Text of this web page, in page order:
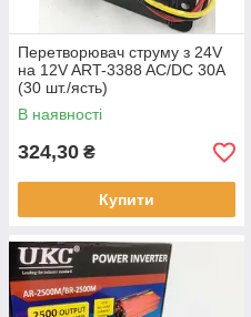
Перетворювач струму з 24V
на 12V ART-3388 AC/DC 30A
(30 шт./ясть)
В наявності
324,30 ₴
Купити